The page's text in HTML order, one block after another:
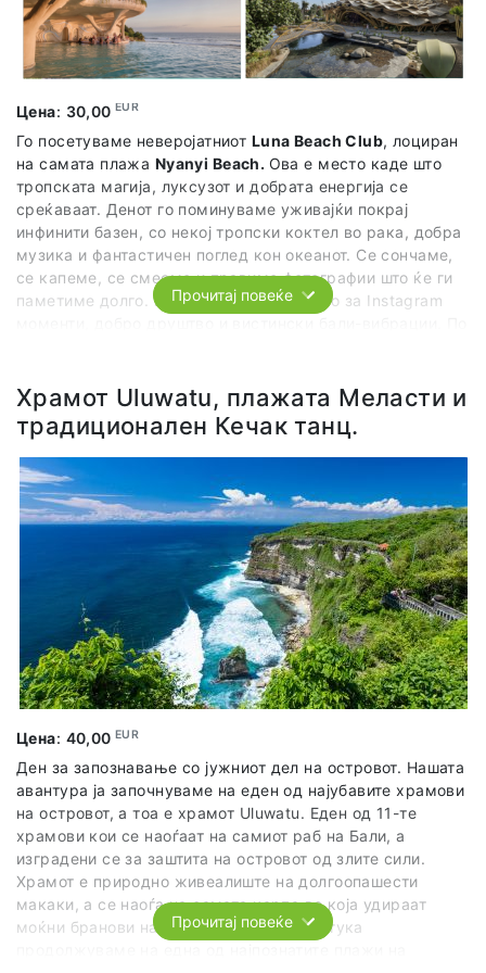
Цена: 30,00EUR
Го посетуваме неверојатниот Luna Beach Club, лоциран
на самата плажа Nyanyi Beach. Ова е место каде што
тропската магија, луксузот и добрата енергија се
среќаваат. Денот го поминуваме уживајќи покрај
инфинити базен, со некој тропски коктел во рака, добра
музика и фантастичен поглед кон океанот. Се сончаме,
се капеме, се смееме и правиме фотографии што ќе ги
паметиме долго.Lunaе совршено место за Instagram
Прочитај повеќе
Храмот Uluwatu, плажата Меласти и
традиционален Кечак танц.
Цена: 40,00EUR
Ден за запознавање со јужниот дел на островот. Нашата
авантура ја започнуваме на еден од најубавите храмови
на островот, а тоа е храмот Uluwatu. Еден од 11-те
храмови кои се наоѓаат на самиот раб на Бали, а
изградени се за заштита на островот од злите сили.
Храмот е природно живеалиште на долгоопашести
макаки, ​​а се наоѓа на самата карпа во која удираат
моќни бранови на Индискиот океан. Оттука
Прочитај повеќе